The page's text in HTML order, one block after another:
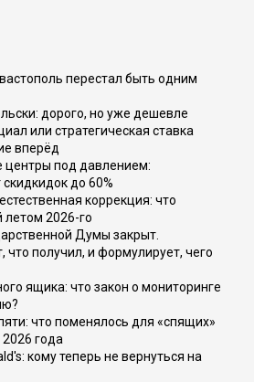
перестал быть одним
дорого, но уже дешевле
или стратегическая ставка
вперёд
центры под давлением:
до 60%
коррекция: что
летом 2026-го
Думы закрыт.
что получил, и формулирует, чего
ящика: что закон о мониторинге
что поменялось для «спящих»
года
кому теперь не вернуться на